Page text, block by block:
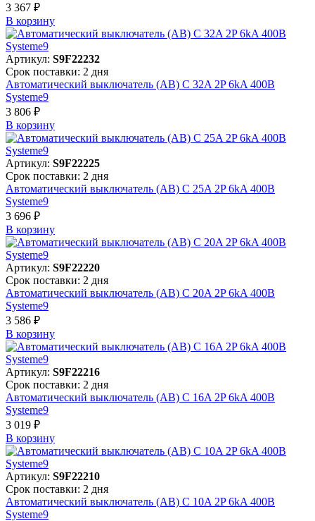
3 367 ₽
В корзинy
Артикул: S9F22232
Срок поставки: 2 дня
Автоматический выключатель (АВ) C 32A 2P 6kA 400В
Systeme9
3 806 ₽
В корзинy
Артикул: S9F22225
Срок поставки: 2 дня
Автоматический выключатель (АВ) C 25A 2P 6kA 400В
Systeme9
3 696 ₽
В корзинy
Артикул: S9F22220
Срок поставки: 2 дня
Автоматический выключатель (АВ) C 20A 2P 6kA 400В
Systeme9
3 586 ₽
В корзинy
Артикул: S9F22216
Срок поставки: 2 дня
Автоматический выключатель (АВ) C 16A 2P 6kA 400В
Systeme9
3 019 ₽
В корзинy
Артикул: S9F22210
Срок поставки: 2 дня
Автоматический выключатель (АВ) C 10A 2P 6kA 400В
Systeme9